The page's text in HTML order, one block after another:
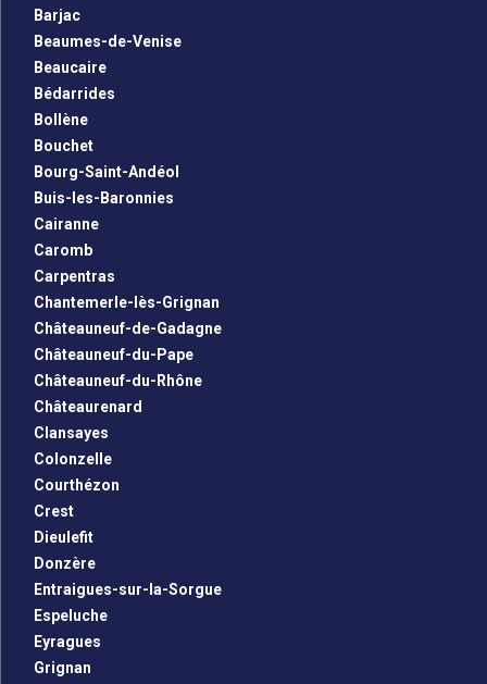
Barjac
Beaumes-de-Venise
Beaucaire
Bédarrides
Bollène
Bouchet
Bourg-Saint-Andéol
Buis-les-Baronnies
Cairanne
Caromb
Carpentras
Chantemerle-lès-Grignan
Châteauneuf-de-Gadagne
Châteauneuf-du-Pape
Châteauneuf-du-Rhône
Châteaurenard
Clansayes
Colonzelle
Courthézon
Crest
Dieulefit
Donzère
Entraigues-sur-la-Sorgue
Espeluche
Eyragues
Grignan